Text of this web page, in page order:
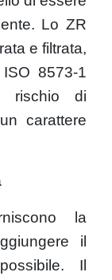
Lo ZR
e filtrata,
8573-1
rischio di
carattere
la
il
Il